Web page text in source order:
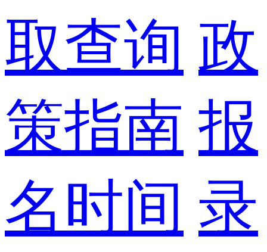
取查询 政
策指南 报
名时间 录